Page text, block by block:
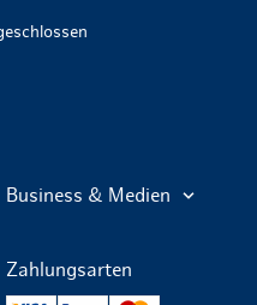
Business & Medien
Zahlungsarten
PayPal